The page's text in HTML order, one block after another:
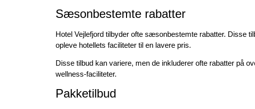
Sæsonbestemte rabatter
Hotel Vejlefjord tilbyder ofte sæsonbestemte rabatter. Disse
opleve hotellets faciliteter til en lavere pris.
Disse tilbud kan variere, men de inkluderer ofte rabatter på
wellness-faciliteter.
Pakketilbud